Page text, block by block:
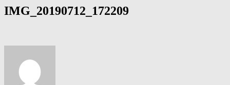
IMG_20190712_172209